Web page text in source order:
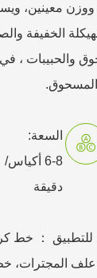
ووزن معينين،
الخفيفة
والحبيبات ، في
المسحوق.
السعة:
6-8 أكياس/
دقيقة
للتطبيق ： خط
علف